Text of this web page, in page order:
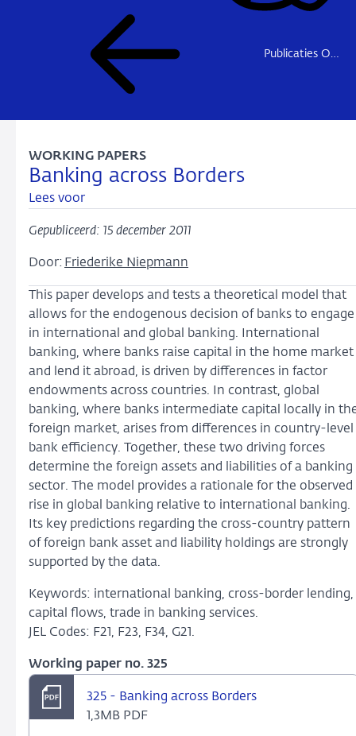
Publicaties Onderzoek
Banking across Borders
WORKING PAPERS
Lees voor
Gepubliceerd: 15 december 2011
Door: Friederike Niepmann
This paper develops and tests a theoretical model that
allows for the endogenous decision of banks to engage
in international and global banking. International
banking, where banks raise capital in the home market
and lend it abroad, is driven by differences in factor
endowments across countries. In contrast, global
banking, where banks intermediate capital locally in
foreign market, arises from differences in country-level
bank efficiency. Together, these two driving forces
determine the foreign assets and liabilities of a banking
sector. The model provides a rationale for the observed
rise in global banking relative to international banking.
Its key predictions regarding the cross-country pattern
of foreign bank asset and liability holdings are strongly
supported by the data.
Keywords: international banking, cross-border lending,
capital flows, trade in banking services.
JEL Codes: F21, F23, F34, G21.
Working paper no. 325
325 - Banking across Borders
1,3MB PDF